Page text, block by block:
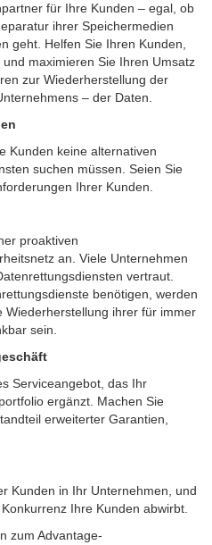
für Ihre Kunden – egal, ob
ihrer Speichermedien
geht. Helfen Sie Ihren Kunden,
maximieren Sie Ihren Umsatz
zur Wiederherstellung der
– der Daten.
Kunden keine alternativen
suchen müssen. Seien Sie
Ihrer Kunden.
proaktiven
an. Viele Unternehmen
vertraut.
benötigen, werden
Wiederherstellung ihrer für immer
sein.
Serviceangebot, das Ihr
ergänzt. Machen Sie
erweiterter Garantien,
Kunden in Ihr Unternehmen, und
Ihre Kunden abwirbt.
zum Advantage-